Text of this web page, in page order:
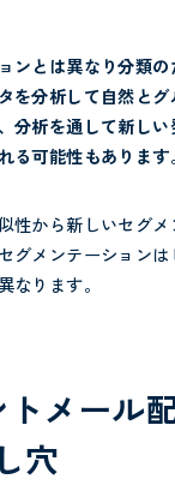
ンとは異なり分類の
を分析して自然とグ
分析を通して新しい
る可能性もあります
性から新しいセグメ
グメンテーションは
なります。
トメール
穴